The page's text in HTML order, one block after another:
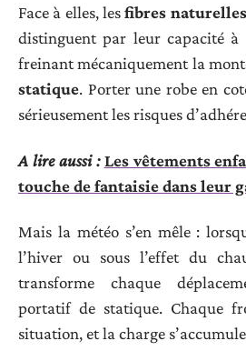
Face à elles, lesfibres naturelles
distinguent par leur capacité à
freinant mécaniquement la
statique. Porter une robe en
sérieusement les risques
A lire aussi : Les vêtements
touche de fantaisie dans leur
Mais la météo s’en mêle :
l’hiver ou sous l’effet du
transforme chaque
portatif de statique. Chaque
situation, et la charge